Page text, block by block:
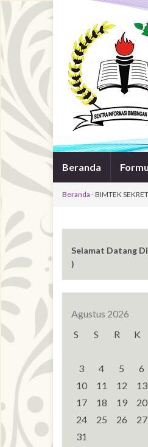
Beranda
Beranda -BIMTEK
Selamat Datang
)
Agustus 2026
S
S R K
3
4 5 6
10
11 12 13
17
18 19 20
24
25 26 27
31